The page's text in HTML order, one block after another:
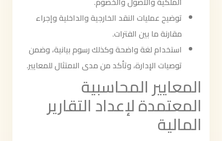
توضيح عمليات النقد الخارجية والداخلية وإجراء
مقارنة ما بين الفترات.
استخدام لغة واضحة وكذلك رسوم بيانية، وضمن
توصيات الإدارة، وتأكد من مدى الامتثال للمعايير.
المعايير المحاسبية
المعتمدة لإعداد التقارير
المالية